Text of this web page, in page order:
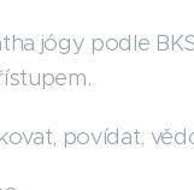
jógy podle
povídat,